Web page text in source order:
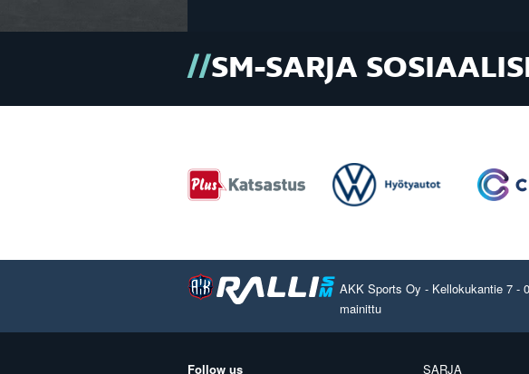
SM-SARJA
AKK Sports Oy - Kellokukantie 7 -
mainittu
Follow us SARJA